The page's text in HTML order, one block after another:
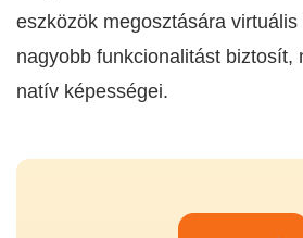
eszközök megosztására
nagyobb funkcionalitást biztosít,
natív képességei.